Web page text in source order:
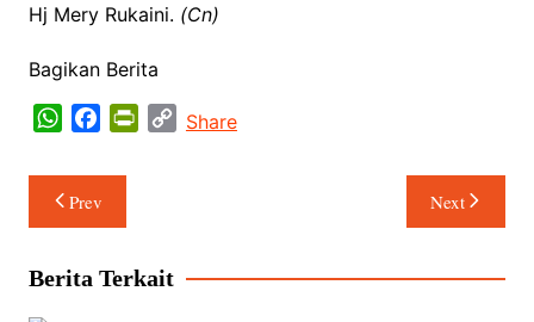
Hj Mery Rukaini. (Cn)
Bagikan Berita
W
a
t
s
p
c
e
b
o
r
CShare
Navigasi
pos
Prev Next
Berita Terkait